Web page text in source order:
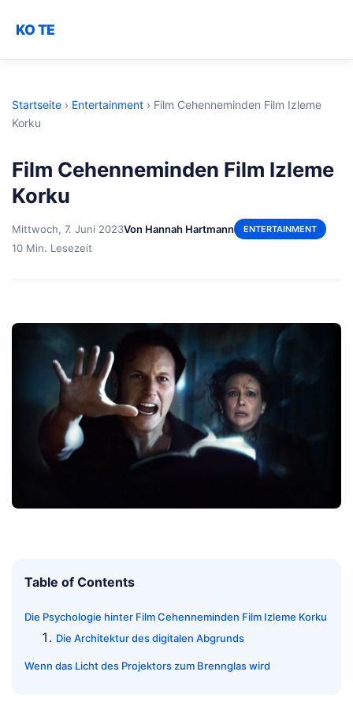
KO TE
Startseite › Entertainment › Film Cehenneminden Film Izleme
Korku
Film Cehenneminden Film Izleme
Korku
Mittwoch, 7. Juni 2023Von Hannah Hartmann ENTERTAINMENT
10 Min. Lesezeit
Table of Contents
Die Psychologie hinter Film Cehenneminden Film Izleme Korku
Die Architektur des digitalen Abgrunds
Wenn das Licht des Projektors zum Brennglas wird